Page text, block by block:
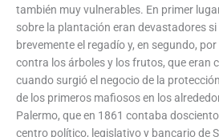
también muy vulnerables. En primer
sobre la plantación eran devastadores
brevemente el regadío y, en segundo,
contra los árboles y los frutos, que eran
cuando surgió el negocio de la
de los primeros mafiosos en los
Palermo, que en 1861 contaba
centro político, legislativo y bancario de